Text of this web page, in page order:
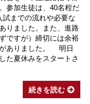
参加生徒は、40名程だ
での流れや必要な
りました。また、進路
ですが）締切には余裕
がありました。 明日
た夏休みをスタートさ
続きを読む